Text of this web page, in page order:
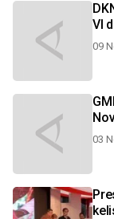
VI
09
03